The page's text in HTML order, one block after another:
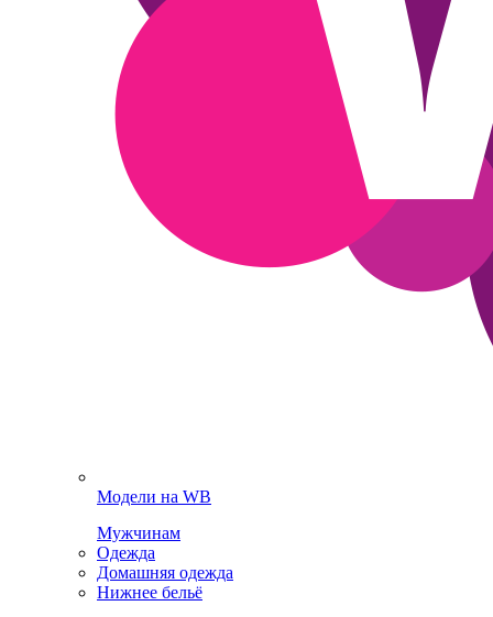
Модели на WB
Мужчинам
Одежда
Домашняя одежда
Нижнее бельё